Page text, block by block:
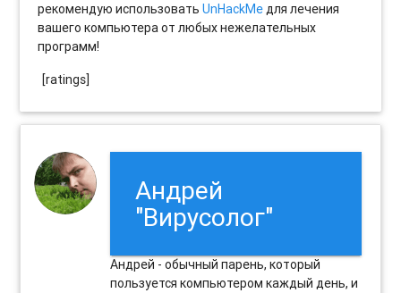
рекомендую использоватьUnHackMeдля лечения
вашего компьютера от любых нежелательных
программ!
[ratings]
Андрей
"Вирусолог"
Андрей - обычный парень, который
пользуется компьютером каждый день, и